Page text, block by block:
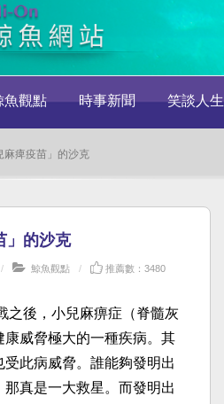
魚觀點 時事新聞 笑談人生
麻痺疫苗」的沙克
」的沙克
鯨魚觀點 推薦數：3480
之後，小兒麻痹症（脊髓灰
康威脅極大的一種疾病。其
此病威脅。誰能夠發明出
那真是一大救星。而發明出